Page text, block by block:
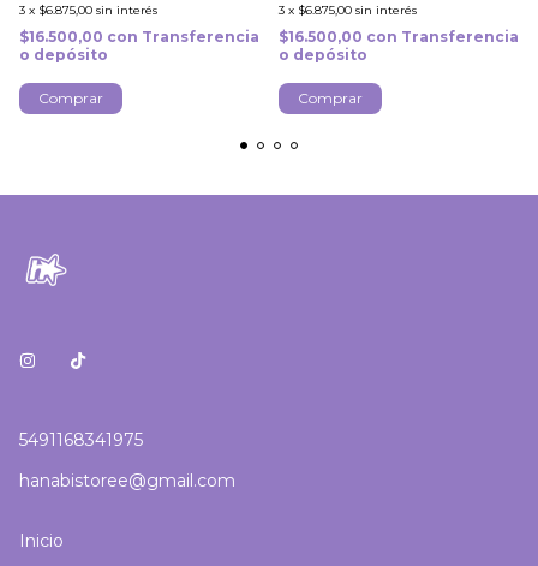
3 x $6.875,00 sin interés
$16.500,00 con Transferencia
o depósito
Comprar
3 x $6.875,00 sin interés
$16.500,00 con Transferencia
o depósito
Comprar
5491168341975
hanabistoree@gmail.com
Inicio